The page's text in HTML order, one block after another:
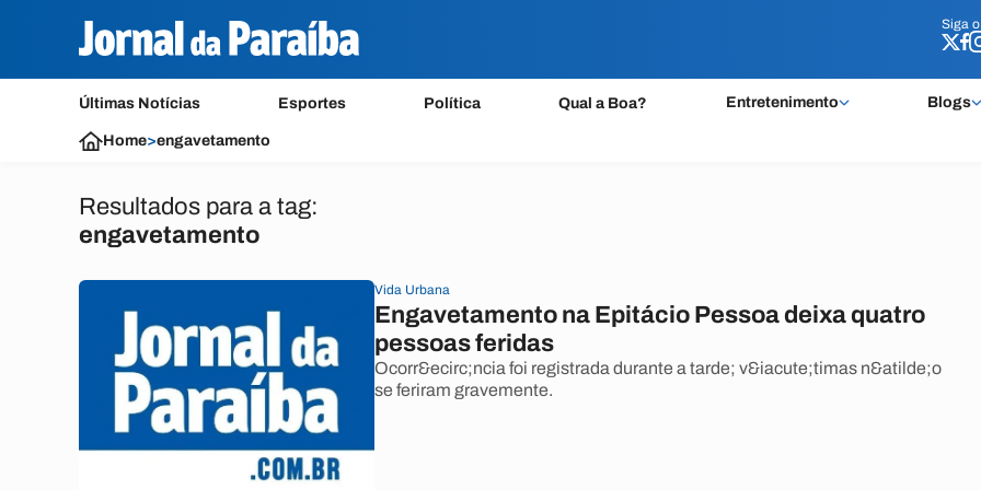
Siga o
Últimas Notícias Esportes Política Qual a Boa? Entretenimento Blogs
Siga o
Home>engavetamento
Resultados para a tag:
engavetamento
Vida Urbana
Engavetamento na Epitácio Pessoa deixa quatro
pessoas feridas
Ocorr&ecirc;ncia foi registrada durante a tarde; v&iacute;timas n&atilde;o
se feriram gravemente.